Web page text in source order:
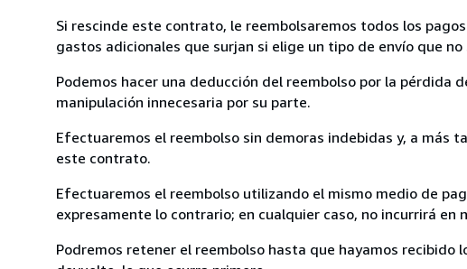
Si rescinde este contrato, le reembolsaremos todos los
gastos adicionales que surjan si elige un tipo de envío que
Podemos hacer una deducción del reembolso por la pérdida
manipulación innecesaria por su parte.
Efectuaremos el reembolso sin demoras indebidas y, a más
este contrato.
Efectuaremos el reembolso utilizando el mismo medio de
expresamente lo contrario; en cualquier caso, no incurrirá
Podremos retener el reembolso hasta que hayamos recibido